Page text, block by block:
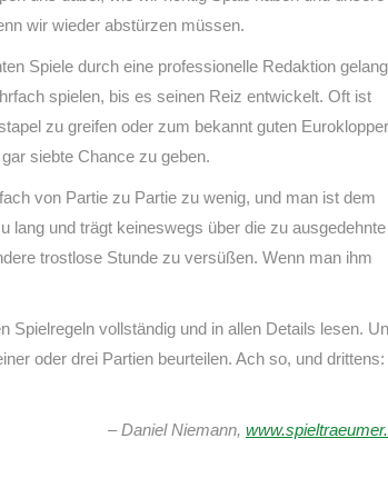
wir wieder abstürzen müssen.
Spiele durch eine professionelle Redaktion
spielen, bis es seinen Reiz entwickelt. Oft ist
zu greifen oder zum bekannt guten
siebte Chance zu geben.
von Partie zu Partie zu wenig, und man ist dem
lang und trägt keineswegs über die zu ausgedehnte
trostlose Stunde zu versüßen. Wenn man ihm
vollständig und in allen Details lesen.
oder drei Partien beurteilen. Ach so, und drittens:
– Daniel Niemann,